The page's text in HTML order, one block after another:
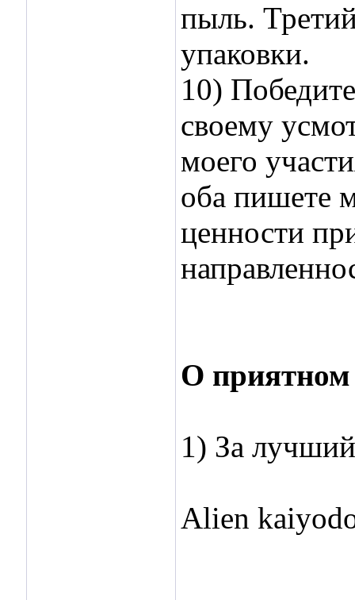
пыль.
упаковки.
10)
своему
моего
оба пишете
ценности
О приятном
1) За
Аlien